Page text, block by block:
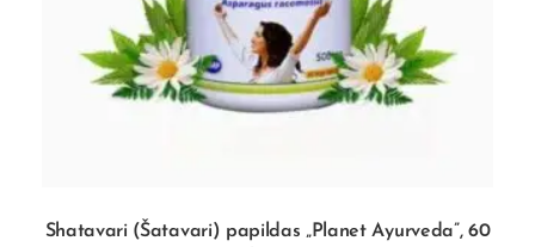
Shatavari (Šatavari) papildas „Planet Ayurveda”, 60